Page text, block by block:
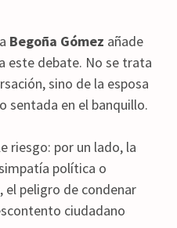
Begoña Gómez añade
este debate. No se trata
sino de la esposa
sentada en el banquillo.
riesgo: por un lado, la
política o
peligro de condenar
ciudadano